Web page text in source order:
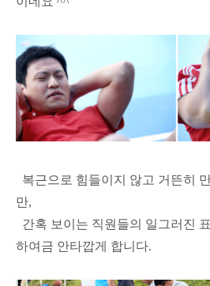
복근으로 힘들이지 않고 거뜬히
만,
간혹 보이는 직원들의 일그러진
하여금 안타깝게 합니다.